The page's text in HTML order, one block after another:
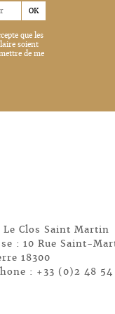
que les
soient
de me
Le Clos Saint Martin
: 10 Rue Saint-
18300
: +33 (0)2 48 54